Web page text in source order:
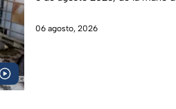
06 agosto, 2026